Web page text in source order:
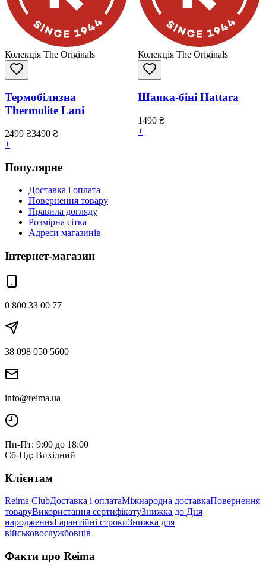
Колекція The Originals
Термобілизна
Thermolite Lani
2499 ₴3490 ₴
+
Колекція The Originals
Шапка-біні Hattara
1490 ₴
+
Популярне
Доставка і оплата
Повернення товару
Правила догляду
Розмірна сітка
Адреси магазинів
Інтернет-магазин
0 800 33 00 77
38 098 050 5600
info@reima.ua
Пн-Пт: 9:00 до 18:00
Сб-Нд: Вихідний
Клієнтам
Reima ClubДоставка і оплатаМіжнародна доставкаПовернення
товаруВикористання сертифікатуЗнижка до Дня
народженняГарантійні строкиЗнижка для
військовослужбовців
Факти про Reima